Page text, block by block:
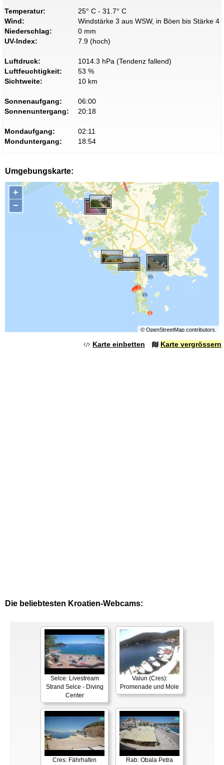
Temperatur:
25° C - 31.7° C
Wind:
Windstärke 3 aus WSW, in Böen bis Stärke 4
Niederschlag:
0 mm
UV-Index:
7.9 (hoch)
Luftdruck:
1014.3 hPa (Tendenz fallend)
Luftfeuchtigkeit:
53 %
Sichtweite:
10 km
Sonnenaufgang:
06:00
Sonnenuntergang:
20:18
Mondaufgang:
02:11
Monduntergang:
18:54
Umgebungskarte:
+
−
© OpenStreetMapcontributors.
Karte einbetten Karte vergrössern
Die beliebtesten Kroatien-Webcams:
Selce: Livestream
Strand Selce - Diving
Center
Valun (Cres):
Promenade und Mole
Cres: Fährhafen
Rab: Obala Petra